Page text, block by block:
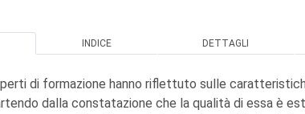
INDICE DETTAGLI
di formazione hanno riflettuto sulle
dalla constatazione che la qualità di essa è